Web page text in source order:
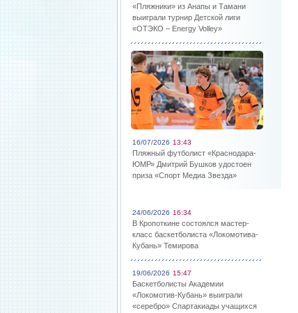
«Пляжники» из Анапы и Тамани
выиграли турнир Детской лиги
«ОТЭКО – Energy Volley»
16/07/2026 13:43
Пляжный футболист «Краснодара-
ЮМР» Дмитрий Бушков удостоен
приза «Спорт Медиа Звезда»
24/06/2026 16:34
В Кропоткине состоялся мастер-
класс баскетболиста «Локомотива-
Кубань» Темирова
19/06/2026 15:47
Баскетболисты Академии
«Локомотив-Кубань» выиграли
«серебро» Спартакиады учащихся